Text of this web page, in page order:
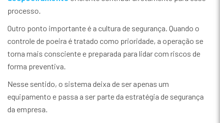
processo.
Outro ponto importante é a cultura de segurança. Quando o
controle de poeira é tratado como prioridade, a operação se
torna mais consciente e preparada para lidar com riscos de
forma preventiva.
Nesse sentido, o sistema deixa de ser apenas um
equipamento e passa a ser parte da estratégia de segurança
da empresa.